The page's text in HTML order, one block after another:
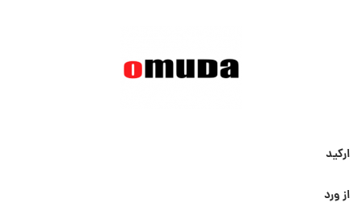
ارکید
از ورد